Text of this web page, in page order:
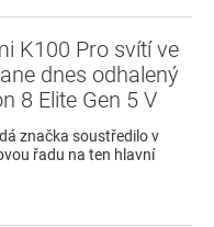
K100 Pro svítí ve
dnes odhalený
8 Elite Gen 5 V
značka soustředilo v
řadu na ten hlavní